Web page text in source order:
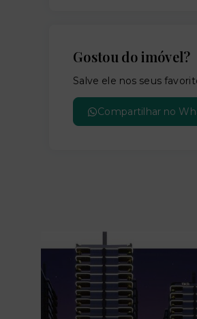
Gostou do imóvel?
Salve ele nos seus
Compartilhar no